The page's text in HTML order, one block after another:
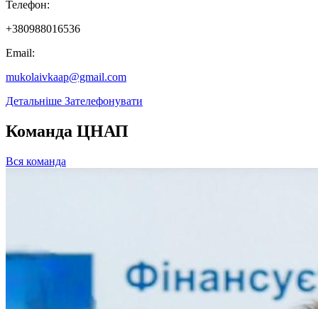
Телефон:
+380988016536
Email:
mukolaivkaap@gmail.com
Детальніше Зателефонувати
Команда ЦНАП
Вся команда